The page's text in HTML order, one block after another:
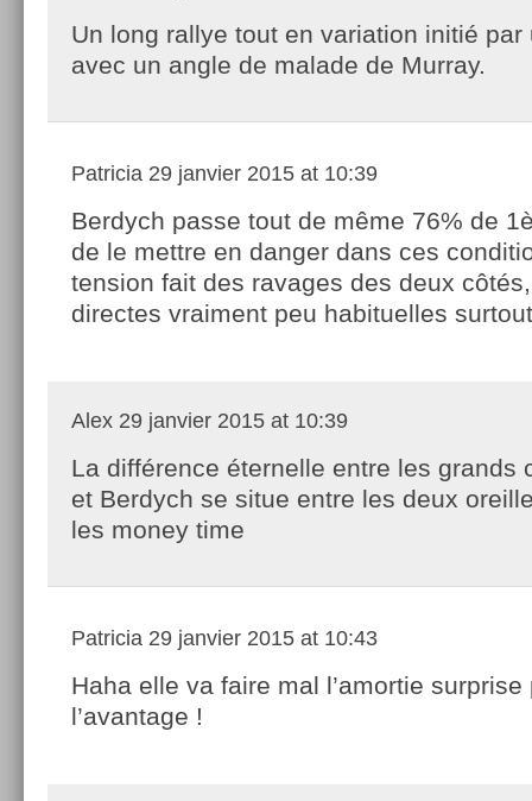
Un long rallye tout en variation initié par
avec un angle de malade de Murray.
Patricia 29 janvier 2015 at 10:39
Berdych passe tout de même 76% de
de le mettre en danger dans ces
tension fait des ravages des deux
directes vraiment peu habituelles
Alex 29 janvier 2015 at 10:39
La différence éternelle entre les grands
et Berdych se situe entre les deux
les money time
Patricia 29 janvier 2015 at 10:43
Haha elle va faire mal l’amortie surprise
l’avantage !